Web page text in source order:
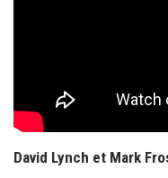
David Lynch et Mark